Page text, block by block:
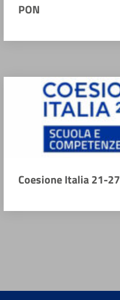
PON
Coesione Italia 21-27